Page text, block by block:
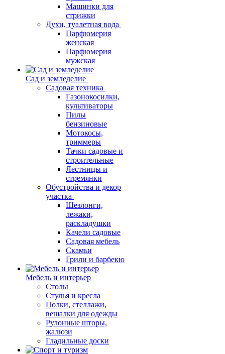
Машинки для
стрижки
Духи, туалетная вода
Парфюмерия
женская
Парфюмерия
мужская
Сад и земледелие
Садовая техника
Газонокосилки,
культиваторы
Пилы
бензиновые
Мотокосы,
триммеры
Тачки садовые и
строительные
Лестницы и
стремянки
Обустройства и декор
участка
Шезлонги,
лежаки,
раскладушки
Качели садовые
Садовая мебель
Скамьи
Грили и барбекю
Мебель и интерьер
Столы
Стулья и кресла
Полки, стеллажи,
вешалки для одежды
Рулонные шторы,
жалюзи
Гладильные доски